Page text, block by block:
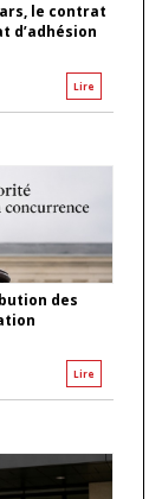
le contrat
d’adhésion
Lire
des
Lire